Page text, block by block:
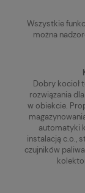
Wszystkie
można
Dobry kocioł
rozwiązania
w obiekcie.
automatyki
instalacją c.o.,
czujników